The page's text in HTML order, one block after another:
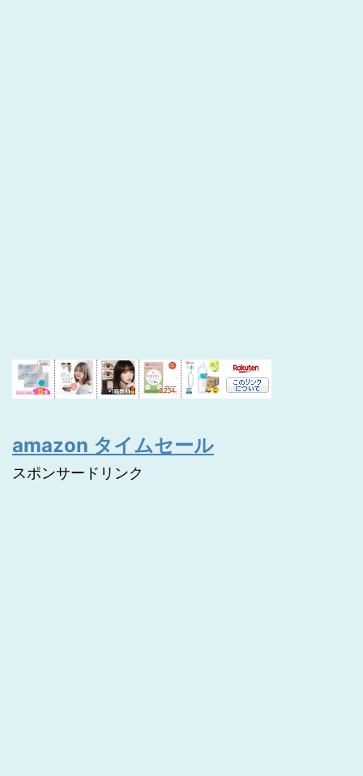
amazon タイムセール
スポンサードリンク